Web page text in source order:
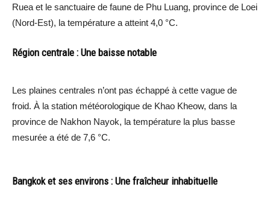
Ruea et le sanctuaire de faune de Phu Luang, province de Loei
(Nord-Est), la température a atteint 4,0 °C.
Région centrale : Une baisse notable
Les plaines centrales n’ont pas échappé à cette vague de
froid. À la station météorologique de Khao Kheow, dans la
province de Nakhon Nayok, la température la plus basse
mesurée a été de 7,6 °C.
Bangkok et ses environs : Une fraîcheur inhabituelle